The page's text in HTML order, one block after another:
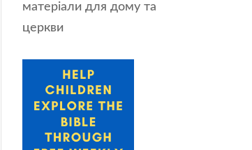
матеріали для дому та
церкви